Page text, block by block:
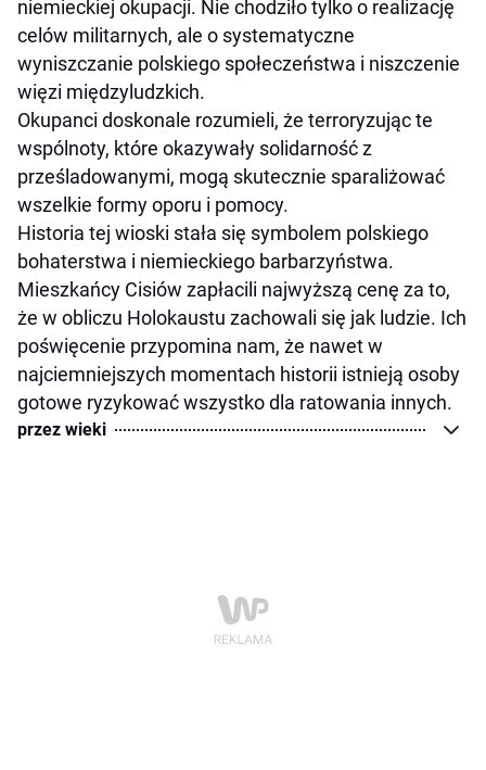
niemieckiej okupacji. Nie chodziło tylko o realizację
celów militarnych, ale o systematyczne
wyniszczanie polskiego społeczeństwa i niszczenie
więzi międzyludzkich.
Okupanci doskonale rozumieli, że terroryzując te
wspólnoty, które okazywały solidarność z
prześladowanymi, mogą skutecznie sparaliżować
wszelkie formy oporu i pomocy.
Historia tej wioski stała się symbolem polskiego
bohaterstwa i niemieckiego barbarzyństwa.
Mieszkańcy Cisiów zapłacili najwyższą cenę za to,
że w obliczu Holokaustu zachowali się jak ludzie. Ich
poświęcenie przypomina nam, że nawet w
najciemniejszych momentach historii istnieją osoby
gotowe ryzykować wszystko dla ratowania innych.
przez wieki